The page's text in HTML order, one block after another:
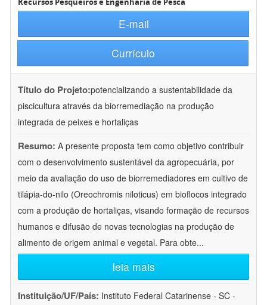
E-mail
Currículo
Título do Projeto:potencializando a sustentabilidade da
piscicultura através da biorremediação na produção
integrada de peixes e hortaliças
Resumo: A presente proposta tem como objetivo contribuir
com o desenvolvimento sustentável da agropecuária, por
meio da avaliação do uso de biorremediadores em cultivo de
tilápia-do-nilo (Oreochromis niloticus) em bioflocos integrado
com a produção de hortaliças, visando formação de recursos
humanos e difusão de novas tecnologias na produção de
alimento de origem animal e vegetal. Para obte...
leia mais
Instituição/UF/País: Instituto Federal Catarinense - SC -